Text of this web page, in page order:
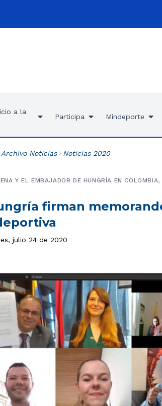
a la
Participa Mindeporte
Archivo Noticias Noticias 2020
firman
Y EL EMBAJADOR DE HUNGRÍA EN COLOMBIA,
julio 24 de 2020